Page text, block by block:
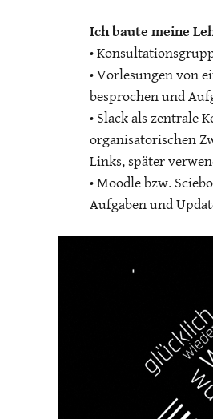
Ich baute meine
•
• Vorlesungen von
besprochen und
• Slack als zentrale
organisatorischen
Links, später
• Moodle bzw.
Aufgaben und